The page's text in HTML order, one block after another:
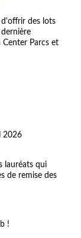
d'offrir des lots
Parcs et
2026
lauréats qui
de remise des
!